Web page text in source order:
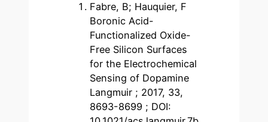
Fabre, B; Hauquier, F
Boronic Acid-
Functionalized Oxide-
Free Silicon Surfaces
for the Electrochemical
Sensing of Dopamine
Langmuir ; 2017, 33,
8693-8699 ; DOI: